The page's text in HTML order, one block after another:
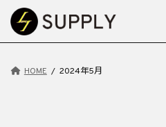
HOME 2024年5月